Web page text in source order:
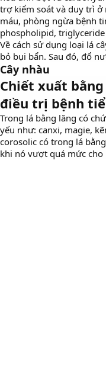
trợ kiểm soát và duy trì ở
máu, phòng ngừa bệnh
phospholipid,
Về cách sử dụng loại lá
bỏ bụi bẩn. Sau đó, đổ
Cây nhàu
Chiết xuất
điều trị bệnh
Trong lá bằng lăng có
yếu như: canxi, magie,
corosolic có trong lá
khi nó vượt quá mức